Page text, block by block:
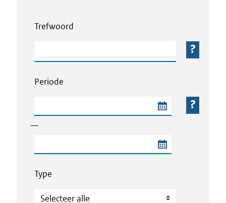
Trefwoord
Periode
—
Type
Type